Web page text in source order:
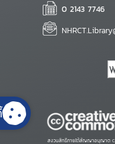
0 2143 7746
สงวนสิทธิ์ภายใต้สัญญาอนุญาต